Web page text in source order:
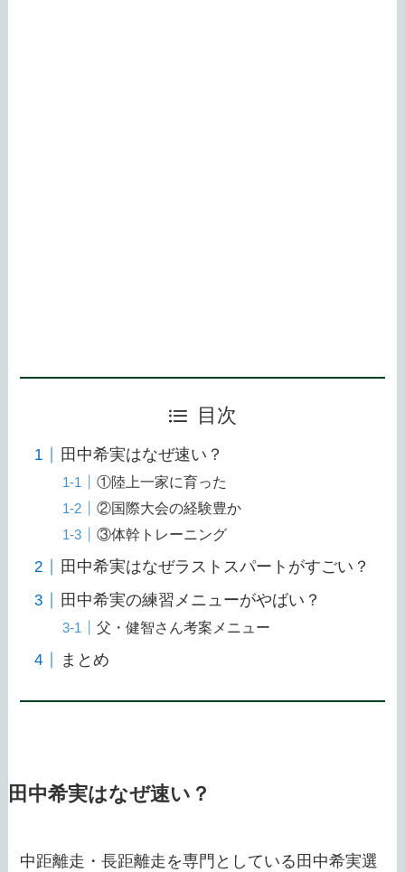
目次
田中希実はなぜ速い？
①陸上一家に育った
②国際大会の経験豊か
③体幹トレーニング
田中希実はなぜラストスパートがすごい？
田中希実の練習メニューがやばい？
父・健智さん考案メニュー
まとめ
田中希実はなぜ速い？
中距離走・長距離走を専門としている田中希実選